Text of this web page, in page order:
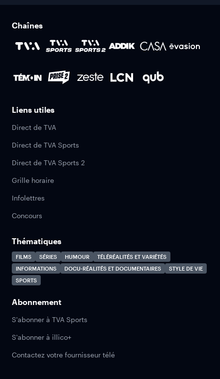
Chaînes
Liens utiles
Direct de TVA
Direct de TVA Sports
Direct de TVA Sports 2
Grille horaire
Infolettres
Concours
Thématiques
FILMS SÉRIES HUMOUR
TÉLÉRÉALITÉS ET VARIÉTÉS
INFORMATIONS
DOCU-RÉALITÉS ET DOCUMENTAIRES
STYLE DE VIE
SPORTS
Abonnement
S'abonner à TVA Sports
S'abonner à illico+
Contactez votre fournisseur télé